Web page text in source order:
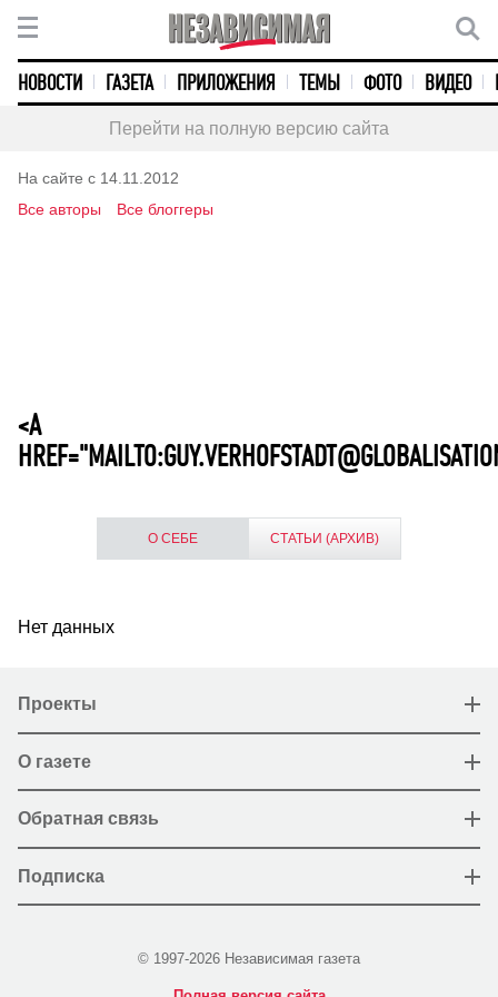
НОВОСТИ ГАЗЕТА ПРИЛОЖЕНИЯ ТЕМЫ ФОТО ВИДЕО
Перейти на полную версию сайта
На сайте с 14.11.2012
Все авторы
Все блоггеры
<A
О СЕБЕ СТАТЬИ (АРХИВ)
Нет данных
Проекты
О газете
Обратная связь
Подписка
© 1997-2026 Независимая газета